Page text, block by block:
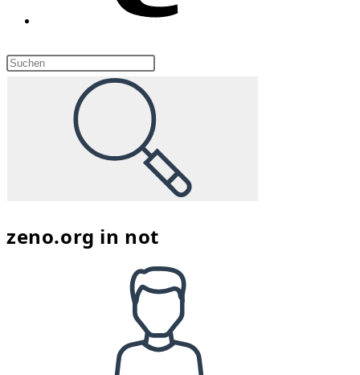
Diese
durchsuchen
zeno.org in not